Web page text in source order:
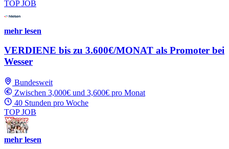
TOP JOB
mehr lesen
VERDIENE bis zu 3.600€/MONAT als Promoter bei
Wesser
Bundesweit
Zwischen 3,000€ und 3,600€ pro Monat
40 Stunden pro Woche
TOP JOB
mehr lesen